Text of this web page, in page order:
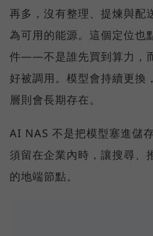
再多，沒有整理、提煉與配
為可用的能源。這個定位也
件——不是誰先買到算力，
好被調用。模型會持續更換
層則會長期存在。
AI NAS 不是把模型塞進儲
須留在企業內時，讓搜尋、
的地端節點。